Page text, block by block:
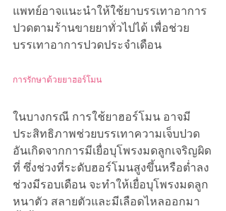
แพทย์อาจแนะนำให้ใช้ยาบรรเทาอาการ
ปวดตามร้านขายยาทั่วไปได้ เพื่อช่วย
บรรเทาอาการปวดประจำเดือน
การรักษาด้วยยาฮอร์โมน
ในบางกรณี การใช้ยาฮอร์โมน อาจมี
ประสิทธิภาพช่วยบรรเทาความเจ็บปวด
อันเกิดจากการมีเยื่อบุโพรงมดลูกเจริญผิด
ที่ ซึ่งช่วงที่ระดับฮอร์โมนสูงขึ้นหรือต่ำลง
ช่วงมีรอบเดือน จะทำให้เยื่อบุโพรงมดลูก
หนาตัว สลายตัวและมีเลือดไหลออกมา